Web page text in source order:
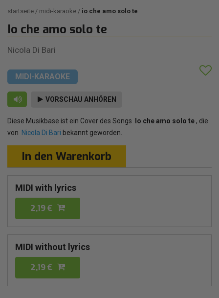
startseite midi-karaoke io che amo solo te
Io che amo solo te
Nicola Di Bari
MIDI-KARAOKE
VORSCHAU ANHÖREN
Diese Musikbase ist ein Cover des Songs Io che amo solo te , die
von Nicola Di Bari bekannt geworden.
In den Warenkorb
MIDI with lyrics
2,19 €
MIDI without lyrics
2,19 €